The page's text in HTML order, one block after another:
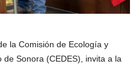
la Comisión de Ecología y
Sonora (CEDES), invita a la